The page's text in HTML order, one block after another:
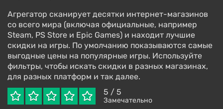
Агрегатор сканирует десятки интернет-магазинов
со всего мира (включая официальные, например
Steam, PS Store и Epic Games) и находит лучшие
скидки на игры. По умолчанию показываются самые
выгодные цены на популярные игры. Используйте
фильтры, чтобы искать скидки в разных магазинах,
для разных платформ и так далее.
5 / 5
Замечательно